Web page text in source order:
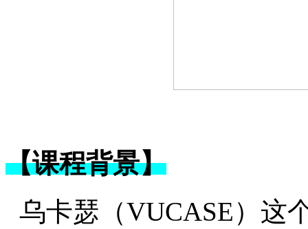
【课程背景】
乌卡瑟（VUCASE）这